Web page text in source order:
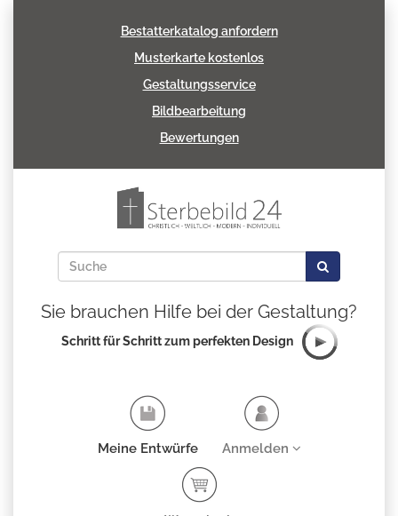
Bestatterkatalog anfordern
Musterkarte kostenlos
Gestaltungsservice
Bildbearbeitung
Bewertungen
Sie brauchen Hilfe bei der Gestaltung?
Schritt für Schritt zum perfekten Design
Meine Entwürfe Anmelden